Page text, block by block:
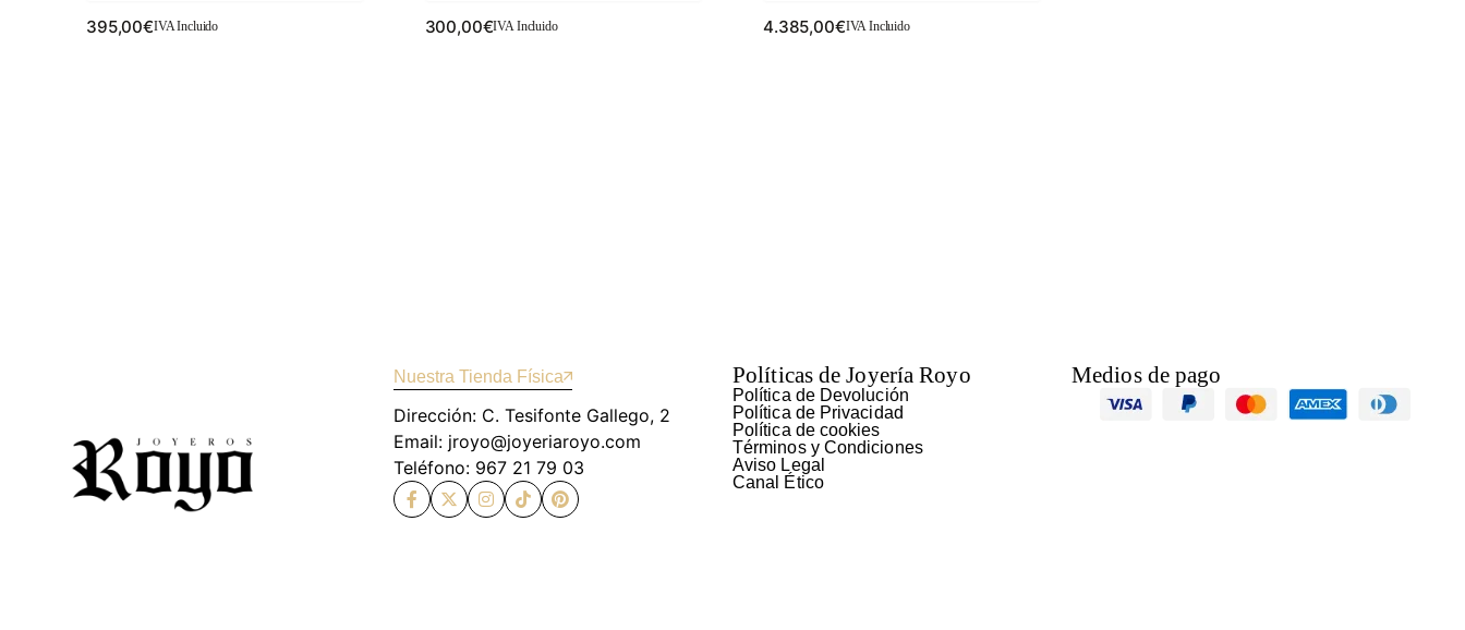
395,00€IVA Incluido 300,00€IVA Incluido 4.385,00€IVA Incluido
Nuestra Tienda Física
Dirección: C. Tesifonte Gallego, 2
Email: jroyo@joyeriaroyo.com
Teléfono: 967 21 79 03
Políticas de Joyería Royo
Política de Devolución
Política de Privacidad
Política de cookies
Términos y Condiciones
Aviso Legal
Canal Ético
Medios de pago